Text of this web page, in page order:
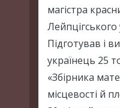
магістра
Лейпцігського
Підготував і
українець 25
«Збірника
місцевості й